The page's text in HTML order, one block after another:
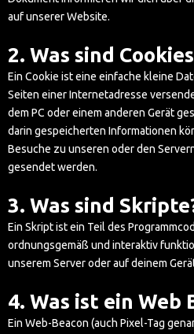
auf unserer Website.
2. Was sind Cookies
Ein Cookie ist eine einfache kleine
Seiten einer Internetadresse
dem PC oder einem anderen Gerät
darin gespeicherten Informationen
Besuche zu unseren oder den
gesendet werden.
3. Was sind
Ein Skript ist ein Teil des
ordnungsgemäß und interaktiv
unserem Server oder auf deinem
4. Was ist ein Web
Ein Web-Beacon (auch Pixel-Tag